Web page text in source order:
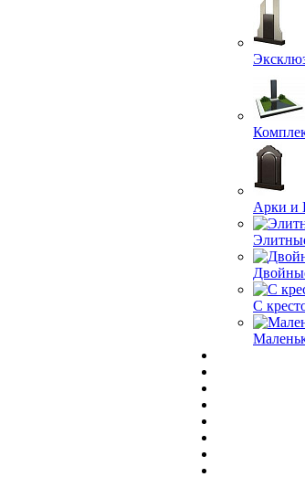
Арки и
С